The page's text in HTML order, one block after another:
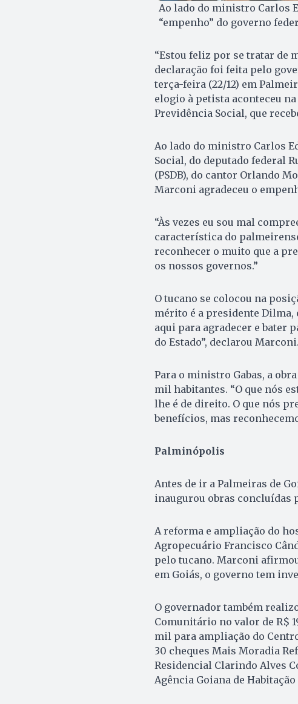
Ao lado do ministro Carlos
“empenho” do governo
“Estou feliz por se tratar de
declaração foi feita pelo
terça-feira (22/12) em
elogio à petista aconteceu
Previdência Social, que
Ao lado do ministro Carlos
Social, do deputado federal
(PSDB), do cantor Orlando
Marconi agradeceu o
“Às vezes eu sou mal
característica do
reconhecer o muito que a
os nossos governos.”
O tucano se colocou na
mérito é a presidente Dilma,
aqui para agradecer e bater
do Estado”, declarou Marconi.
Para o ministro Gabas, a
mil habitantes. “O que nós
lhe é de direito. O que nós
benefícios, mas
Palminópolis
Antes de ir a Palmeiras de
inaugurou obras concluídas
A reforma e ampliação do
Agropecuário Francisco
pelo tucano. Marconi
em Goiás, o governo tem
O governador também
Comunitário no valor de R$
mil para ampliação do
30 cheques Mais Moradia
Residencial Clarindo Alves
Agência Goiana de Habitação